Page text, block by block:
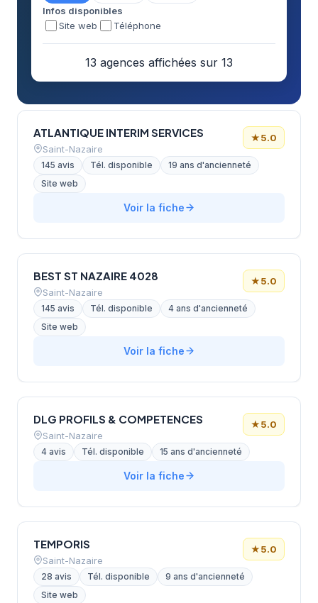
Infos disponibles
Site web
Téléphone
13 agences affichées sur 13
ATLANTIQUE INTERIM SERVICES
Saint-Nazaire
★5.0
145 avis Tél. disponible
19 ans d'ancienneté
Site web
Voir la fiche
BEST ST NAZAIRE 4028
Saint-Nazaire
★5.0
145 avis Tél. disponible
4 ans d'ancienneté
Site web
Voir la fiche
DLG PROFILS & COMPETENCES
Saint-Nazaire
★5.0
4 avis Tél. disponible 15 ans d'ancienneté
Voir la fiche
TEMPORIS
Saint-Nazaire
★5.0
28 avis Tél. disponible
9 ans d'ancienneté
Site web